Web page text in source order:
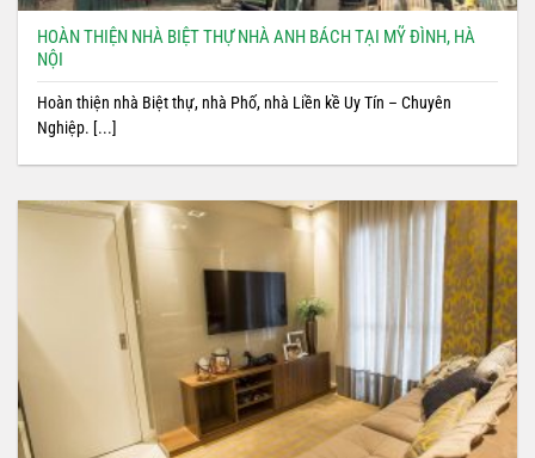
HOÀN THIỆN NHÀ BIỆT THỰ NHÀ ANH BÁCH TẠI MỸ ĐÌNH, HÀ
NỘI
Hoàn thiện nhà Biệt thự, nhà Phố, nhà Liền kề Uy Tín – Chuyên
Nghiệp. [...]